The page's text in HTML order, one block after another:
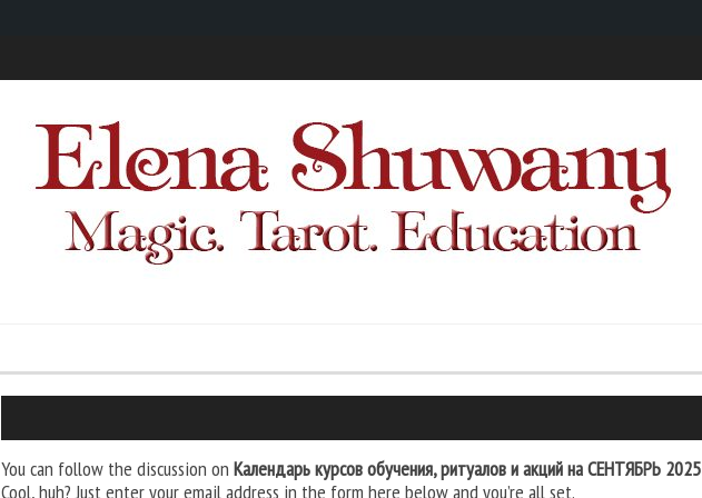
You can follow the discussion on Календарь курсов обучения, ритуалов и акций на СЕНТЯБРЬ 2025
Cool, huh? Just enter your email address in the form here below and you’re all set.